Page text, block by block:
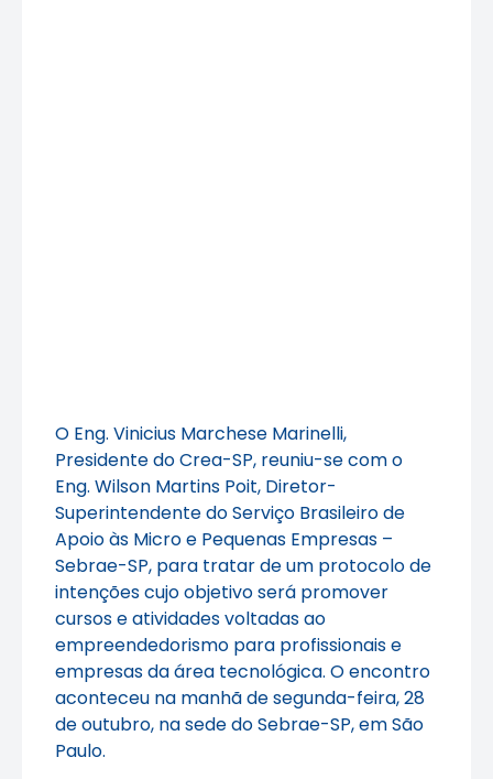
O Eng. Vinicius Marchese Marinelli,
Presidente do Crea-SP, reuniu-se com o
Eng. Wilson Martins Poit, Diretor-
Superintendente do Serviço Brasileiro de
Apoio às Micro e Pequenas Empresas –
Sebrae-SP, para tratar de um protocolo de
intenções cujo objetivo será promover
cursos e atividades voltadas ao
empreendedorismo para profissionais e
empresas da área tecnológica. O encontro
aconteceu na manhã de segunda-feira, 28
de outubro, na sede do Sebrae-SP, em São
Paulo.